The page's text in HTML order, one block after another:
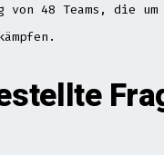
48 Teams, die um